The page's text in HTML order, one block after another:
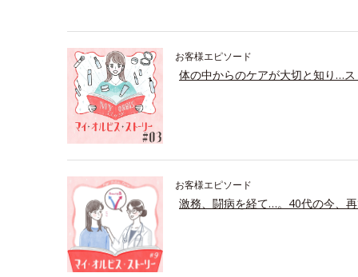
お客様エピソード
体の中からのケアが大切と知り…
お客様エピソード
激務、闘病を経て…。40代の今、